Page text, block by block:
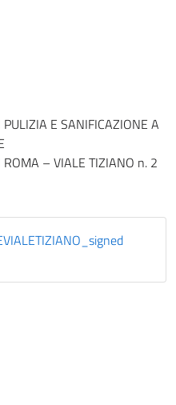
E SANIFICAZIONE A
ROMA – VIALE TIZIANO n. 2